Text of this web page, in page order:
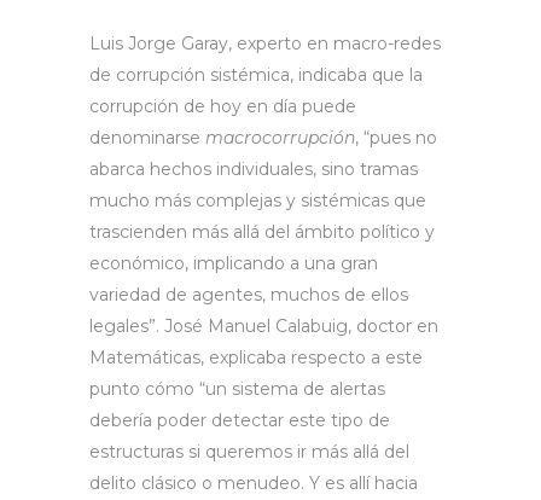
Luis Jorge Garay, experto en macro-redes
de corrupción sistémica, indicaba que la
corrupción de hoy en día puede
denominarse macrocorrupción, “pues no
abarca hechos individuales, sino tramas
mucho más complejas y sistémicas que
trascienden más allá del ámbito político y
económico, implicando a una gran
variedad de agentes, muchos de ellos
legales”. José Manuel Calabuig, doctor en
Matemáticas, explicaba respecto a este
punto cómo “un sistema de alertas
debería poder detectar este tipo de
estructuras si queremos ir más allá del
delito clásico o menudeo. Y es allí hacia